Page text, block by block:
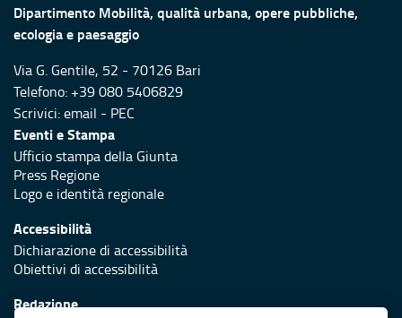
Dipartimento Mobilità, qualità urbana, opere pubbliche,
ecologia e paesaggio
Via G. Gentile, 52 - 70126 Bari
Telefono: +39 080 5406829
Scrivici:email - PEC
Eventi e Stampa
Ufficio stampa della Giunta
Press Regione
Logo e identità regionale
Accessibilità
Dichiarazione di accessibilità
Obiettivi di accessibilità
Redazione